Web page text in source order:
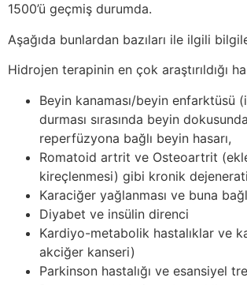
1500’ü geçmiş durumda.
Aşağıda bunlardan bazıları ile ilgili
Hidrojen terapinin en çok araştırıldığı
Beyin kanaması/beyin enfarktüsü
durması sırasında beyin
reperfüzyona bağlı beyin hasarı,
Romatoid artrit ve Osteoartrit
kireçlenmesi) gibi kronik
Karaciğer yağlanması ve buna
Diyabet ve insülin direnci
Kardiyo-metabolik hastalıklar ve
akciğer kanseri)
Parkinson hastalığı ve esansiyel